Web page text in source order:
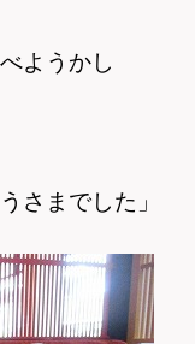
ようかし
さまでした」